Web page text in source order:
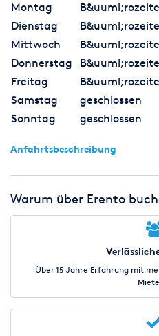
Montag
Dienstag
Mittwoch
Donnerstag
Freitag
Samstag
geschlossen
Sonntag
geschlossen
Anfahrtsbeschreibung
Warum über Erento
Über 15 Jahre Erfahrung mit